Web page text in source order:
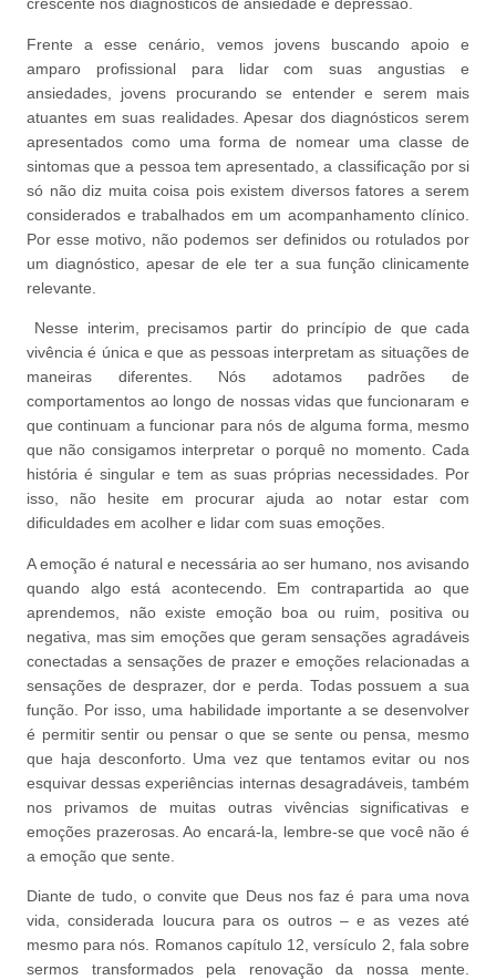
crescente nos diagnósticos de ansiedade e depressão.
Frente a esse cenário, vemos jovens buscando apoio e
amparo profissional para lidar com suas angustias e
ansiedades, jovens procurando se entender e serem mais
atuantes em suas realidades. Apesar dos diagnósticos serem
apresentados como uma forma de nomear uma classe de
sintomas que a pessoa tem apresentado, a classificação por si
só não diz muita coisa pois existem diversos fatores a serem
considerados e trabalhados em um acompanhamento clínico.
Por esse motivo, não podemos ser definidos ou rotulados por
um diagnóstico, apesar de ele ter a sua função clinicamente
relevante.
Nesse interim, precisamos partir do princípio de que cada
vivência é única e que as pessoas interpretam as situações de
maneiras diferentes. Nós adotamos padrões de
comportamentos ao longo de nossas vidas que funcionaram e
que continuam a funcionar para nós de alguma forma, mesmo
que não consigamos interpretar o porquê no momento. Cada
história é singular e tem as suas próprias necessidades. Por
isso, não hesite em procurar ajuda ao notar estar com
dificuldades em acolher e lidar com suas emoções.
A emoção é natural e necessária ao ser humano, nos avisando
quando algo está acontecendo. Em contrapartida ao que
aprendemos, não existe emoção boa ou ruim, positiva ou
negativa, mas sim emoções que geram sensações agradáveis
conectadas a sensações de prazer e emoções relacionadas a
sensações de desprazer, dor e perda. Todas possuem a sua
função. Por isso, uma habilidade importante a se desenvolver
é permitir sentir ou pensar o que se sente ou pensa, mesmo
que haja desconforto. Uma vez que tentamos evitar ou nos
esquivar dessas experiências internas desagradáveis, também
nos privamos de muitas outras vivências significativas e
emoções prazerosas. Ao encará-la, lembre-se que você não é
a emoção que sente.
Diante de tudo, o convite que Deus nos faz é para uma nova
vida, considerada loucura para os outros – e as vezes até
mesmo para nós. Romanos capítulo 12, versículo 2, fala sobre
sermos transformados pela renovação da nossa mente.